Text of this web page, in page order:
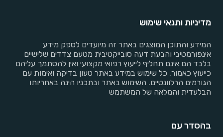
מדיניות ותנאי שימוש
המידע והתוכן המוצגים באתר זה מיועדים לספק מידע
אינפורמטיבי והבעת דעה סובייקטיבית מטעם צדדים שלישיים
בלבד הם אינם תחליף לייעוץ רפואי מקצועי ואין להסתמך עליהם
כייעוץ כאמור. כל שימוש במידע באתר טעון בדיקה ואימות עם
הגורמים הרלוונטיים. השימוש באתר ובתכניו הינה באחריותו
הבלעדית והמלאה של המשתמש
בהסדר עם